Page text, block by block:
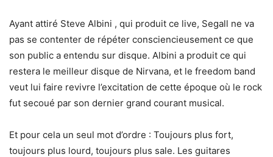
Ayant attiré Steve Albini , qui produit ce live, Segall ne va
pas se contenter de répéter consciencieusement ce que
son public a entendu sur disque. Albini a produit ce qui
restera le meilleur disque de Nirvana, et le freedom band
veut lui faire revivre l’excitation de cette époque où le rock
fut secoué par son dernier grand courant musical.
Et pour cela un seul mot d’ordre : Toujours plus fort,
toujours plus lourd, toujours plus sale. Les guitares